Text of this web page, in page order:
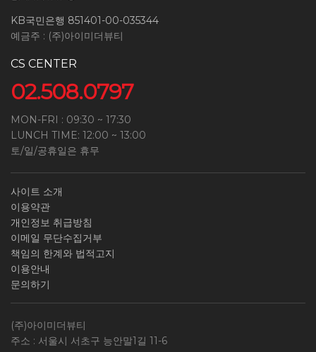
KB국민은행 851401-00-035344
예금주 : (주)아이미더뷰티
CS CENTER
02.508.0797
MON-FRI : 09:30 ~ 17:30
LUNCH TIME: 12:00 ~ 13:00
토/일/공휴일은 휴무
사이트 소개
이용약관
개인정보 취급방침
이메일 무단수집거부
책임의 한계와 법적고지
이용안내
문의하기
(주)아이미더뷰티
주소 : 서울시 서초구 능안말1길 11-6